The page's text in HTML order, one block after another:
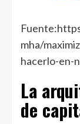
mha/
hacerlo-en-
La
de